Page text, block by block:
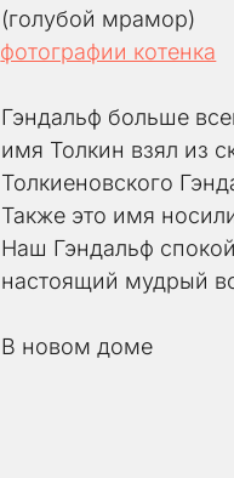
(голубой мрамор)
фотографии котенка
Гэндальф больше
имя Толкин взял из
Толкиеновского
Также это имя
Наш Гэндальф
настоящий мудрый
В новом доме